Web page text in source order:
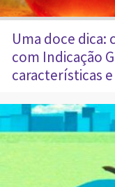
Uma doce dica:
com Indicação
características